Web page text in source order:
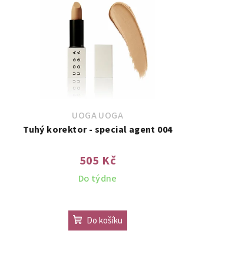
UOGA UOGA
Tuhý korektor - special agent 004
505 Kč
Do týdne
Do košíku